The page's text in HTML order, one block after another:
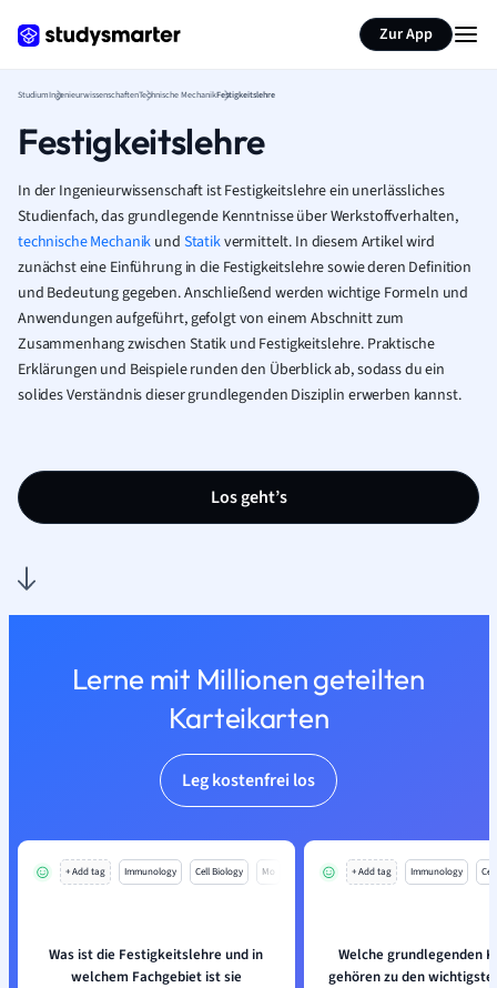
Zur App
StudiumIngenieurwissenschaftenTechnische MechanikFestigkeitslehre
Festigkeitslehre
In der Ingenieurwissenschaft ist Festigkeitslehre ein unerlässliches
Studienfach, das grundlegende Kenntnisse über Werkstoffverhalten,
technische Mechanik und Statikvermittelt. In diesem Artikel wird
zunächst eine Einführung in die Festigkeitslehre sowie deren Definition
und Bedeutung gegeben. Anschließend werden wichtige Formeln und
Anwendungen aufgeführt, gefolgt von einem Abschnitt zum
Zusammenhang zwischen Statik und Festigkeitslehre. Praktische
Erklärungen und Beispiele runden den Überblick ab, sodass du ein
solides Verständnis dieser grundlegenden Disziplin erwerben kannst.
Los geht’s
Lerne mit Millionen geteilten
Karteikarten
Leg kostenfrei los
+ Add tag Immunology Cell Biology Mo
Was ist die Festigkeitslehre und in
welchem Fachgebiet ist sie
+ Add tag Immunology
Welche grundlegenden
gehören zu den